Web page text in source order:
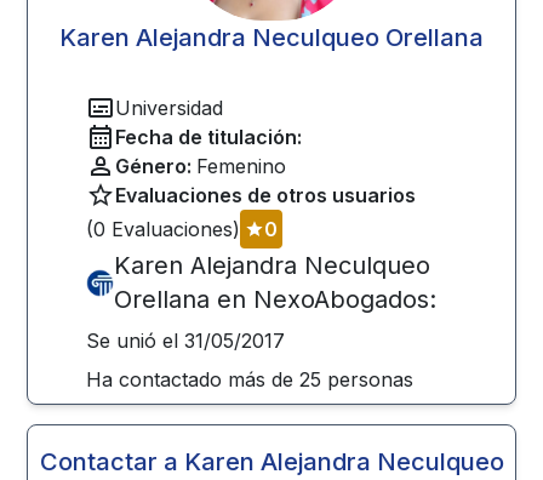
Karen Alejandra Neculqueo Orellana
Universidad
Fecha de titulación:
Género: Femenino
Evaluaciones de otros usuarios
(0 Evaluaciones) 0
Karen Alejandra Neculqueo
Orellana en NexoAbogados:
Se unió el 31/05/2017
Ha contactado más de25 personas
Contactar a Karen Alejandra Neculqueo